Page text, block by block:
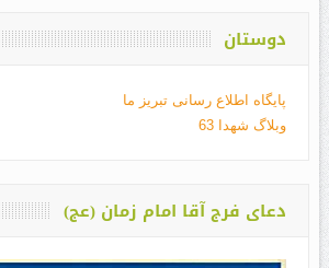
دوستان
پایگاه اطلاع رسانی تبریز ما
وبلاگ شهدا 63
دعای فرج آقا امام زمان (عج)